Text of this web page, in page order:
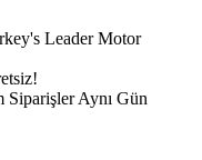
Leader Motor
Aynı Gün